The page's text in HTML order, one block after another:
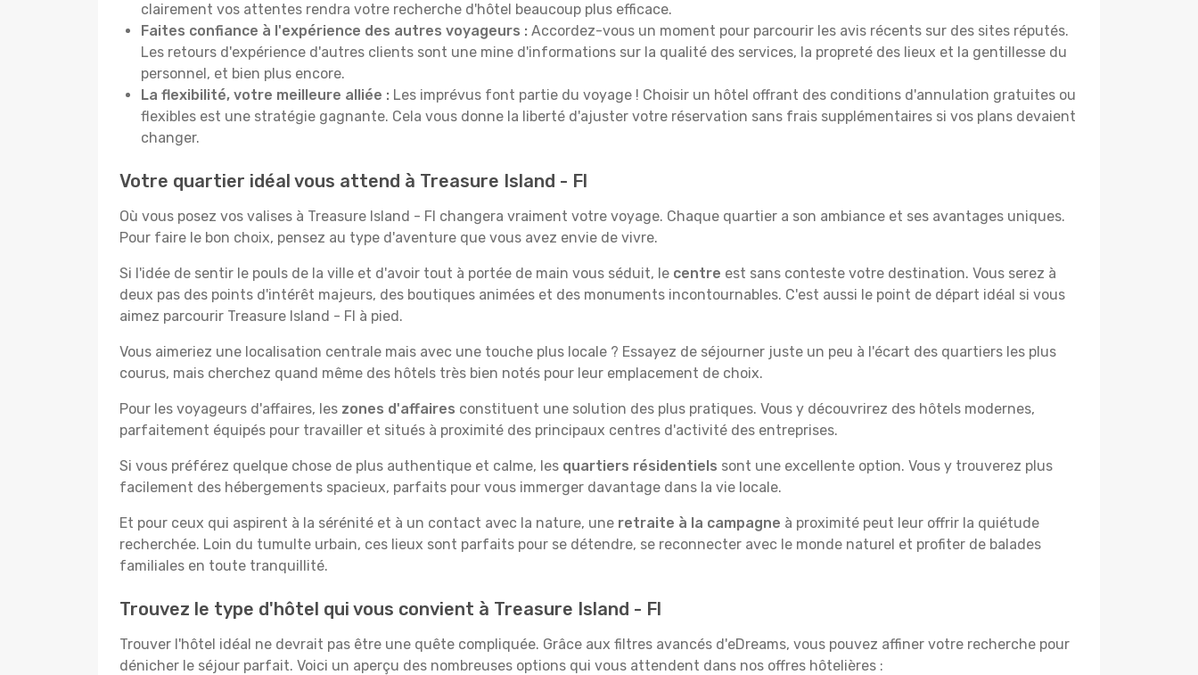
clairement vos attentes rendra votre recherche d'hôtel beaucoup plus efficace.
Faites confiance à l'expérience des autres voyageurs : Accordez-vous un moment pour parcourir les avis récents sur des sites réputés.
Les retours d'expérience d'autres clients sont une mine d'informations sur la qualité des services, la propreté des lieux et la gentillesse du
personnel, et bien plus encore.
La flexibilité, votre meilleure alliée : Les imprévus font partie du voyage ! Choisir un hôtel offrant des conditions d'annulation gratuites ou
flexibles est une stratégie gagnante. Cela vous donne la liberté d'ajuster votre réservation sans frais supplémentaires si vos plans devaient
changer.
Votre quartier idéal vous attend à Treasure Island - Fl
Où vous posez vos valises à Treasure Island - Fl changera vraiment votre voyage. Chaque quartier a son ambiance et ses avantages uniques.
Pour faire le bon choix, pensez au type d'aventure que vous avez envie de vivre.
Si l'idée de sentir le pouls de la ville et d'avoir tout à portée de main vous séduit, le centre est sans conteste votre destination. Vous serez à
deux pas des points d'intérêt majeurs, des boutiques animées et des monuments incontournables. C'est aussi le point de départ idéal si vous
aimez parcourir Treasure Island - Fl à pied.
Vous aimeriez une localisation centrale mais avec une touche plus locale ? Essayez de séjourner juste un peu à l'écart des quartiers les plus
courus, mais cherchez quand même des hôtels très bien notés pour leur emplacement de choix.
Pour les voyageurs d'affaires, les zones d'affaires constituent une solution des plus pratiques. Vous y découvrirez des hôtels modernes,
parfaitement équipés pour travailler et situés à proximité des principaux centres d'activité des entreprises.
Si vous préférez quelque chose de plus authentique et calme, les quartiers résidentiels sont une excellente option. Vous y trouverez plus
facilement des hébergements spacieux, parfaits pour vous immerger davantage dans la vie locale.
Et pour ceux qui aspirent à la sérénité et à un contact avec la nature, une retraite à la campagne à proximité peut leur offrir la quiétude
recherchée. Loin du tumulte urbain, ces lieux sont parfaits pour se détendre, se reconnecter avec le monde naturel et profiter de balades
familiales en toute tranquillité.
Trouvez le type d'hôtel qui vous convient à Treasure Island - Fl
Trouver l'hôtel idéal ne devrait pas être une quête compliquée. Grâce aux filtres avancés d'eDreams, vous pouvez affiner votre recherche pour
dénicher le séjour parfait. Voici un aperçu des nombreuses options qui vous attendent dans nos offres hôtelières :